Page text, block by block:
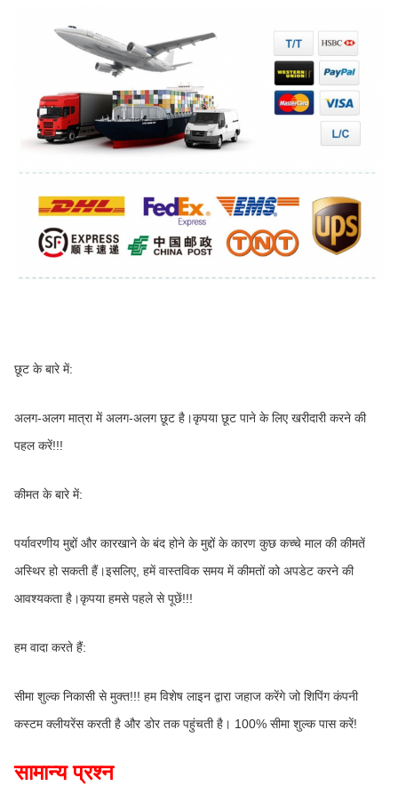
छूट के बारे में:
अलग-अलग मात्रा में अलग-अलग छूट है।कृपया छूट पाने के लिए खरीदारी करने की
पहल करें!!!
कीमत के बारे में:
पर्यावरणीय मुद्दों और कारखाने के बंद होने के मुद्दों के कारण कुछ कच्चे माल की कीमतें
अस्थिर हो सकती हैं।इसलिए, हमें वास्तविक समय में कीमतों को अपडेट करने की
आवश्यकता है।कृपया हमसे पहले से पूछें!!!
हम वादा करते हैं:
सीमा शुल्क निकासी से मुक्त!!! हम विशेष लाइन द्वारा जहाज करेंगे जो शिपिंग कंपनी
कस्टम क्लीयरेंस करती है और डोर तक पहुंचती है। 100% सीमा शुल्क पास करें!
सामान्य प्रश्न